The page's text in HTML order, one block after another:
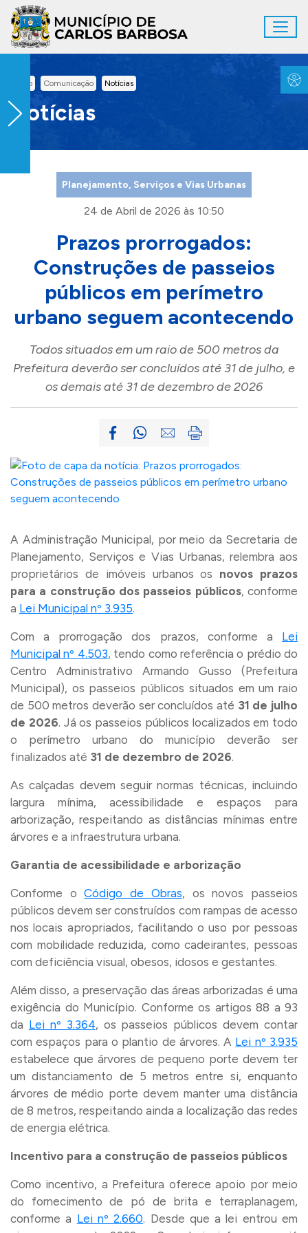
Ir para conteúdo principal
Inicio Comunicação Notícias
Notícias
Planejamento, Serviços e Vias Urbanas
24 de Abril de 2026 às 10:50
Prazos prorrogados:
Construções de passeios
públicos em perímetro
urbano seguem acontecendo
Todos situados em um raio de 500 metros da
Prefeitura deverão ser concluídos até 31 de julho, e
os demais até 31 de dezembro de 2026
A Administração Municipal, por meio da Secretaria de
Planejamento, Serviços e Vias Urbanas, relembra aos
proprietários de imóveis urbanos os novos prazos
para a construção dos passeios públicos, conforme
a Lei Municipal nº 3.935.
Com a prorrogação dos prazos, conforme a Lei
Municipal nº 4.503, tendo como referência o prédio do
Centro Administrativo Armando Gusso (Prefeitura
Municipal), os passeios públicos situados em um raio
de 500 metros deverão ser concluídos até 31 de julho
de 2026. Já os passeios públicos localizados em todo
o perímetro urbano do município deverão ser
finalizados até 31 de dezembro de 2026.
As calçadas devem seguir normas técnicas, incluindo
largura mínima, acessibilidade e espaços para
arborização, respeitando as distâncias mínimas entre
árvores e a infraestrutura urbana.
Garantia de acessibilidade e arborização
Conforme oCódigo de Obras, os novos passeios
públicos devem ser construídos com rampas de acesso
nos locais apropriados, facilitando o uso por pessoas
com mobilidade reduzida, como cadeirantes, pessoas
com deficiência visual, obesos, idosos e gestantes.
Além disso, a preservação das áreas arborizadas é uma
exigência do Município. Conforme os artigos 88 a 93
da Lei nº 3.364, os passeios públicos devem contar
com espaços para o plantio de árvores. A Lei nº 3.935
estabelece que árvores de pequeno porte devem ter
um distanciamento de 5 metros entre si, enquanto
árvores de médio porte devem manter uma distância
de 8 metros, respeitando ainda a localização das redes
de energia elétrica.
Incentivo para a construção de passeios públicos
Como incentivo, a Prefeitura oferece apoio por meio
do fornecimento de pó de brita e terraplanagem,
conforme a Lei nº 2.660. Desde que a lei entrou em